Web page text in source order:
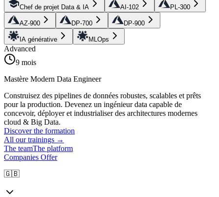
Chef de projet Data & IA AI-102 PL-300
AZ-900 DP-700 DP-900
IA générative MLOps
Advanced
9 mois
Mastère Modern Data Engineer
Construisez des pipelines de données robustes, scalables et prêts
pour la production. Devenez un ingénieur data capable de
concevoir, déployer et industrialiser des architectures modernes
cloud & Big Data.
Discover the formation
All our trainings →
The teamThe platform
Companies Offer
🇬🇧